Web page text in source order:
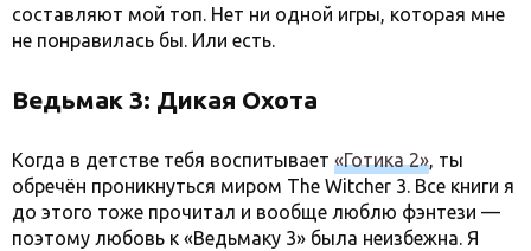
составляют мой топ. Нет ни одной игры, которая мне
не понравилась бы. Или есть.
Ведьмак 3: Дикая Охота
Когда в детстве тебя воспитывает «Готика 2», ты
обречён проникнуться миром The Witcher 3. Все книги я
до этого тоже прочитал и вообще люблю фэнтези —
поэтому любовь к «Ведьмаку 3» была неизбежна. Я